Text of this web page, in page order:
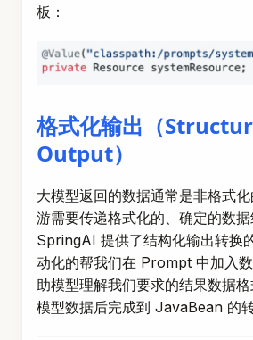
板：
格式化输出（
Output）
大模型返回的数据通常是非格式
游需要传递格式化的、确定的数
SpringAI 提供了结构化输出转换
动化的帮我们在 Prompt 中加入
助模型理解我们要求的结果数据
模型数据后完成到 JavaBean 的转